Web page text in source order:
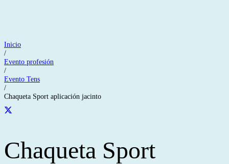
Inicio
/
Evento profesión
/
Evento Tens
/
Chaqueta Sport aplicación jacinto
Chaqueta Sport